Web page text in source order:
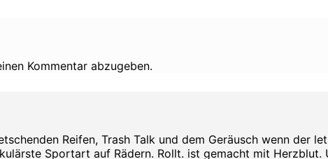
Kommentar abzugeben.
Reifen, Trash Talk und dem Geräusch wenn der
Sportart auf Rädern. Rollt. ist gemacht mit